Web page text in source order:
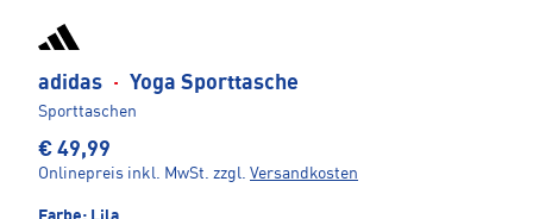
adidas · Yoga Sporttasche
Sporttaschen
€ 49,99
Onlinepreis inkl. MwSt. zzgl. Versandkosten